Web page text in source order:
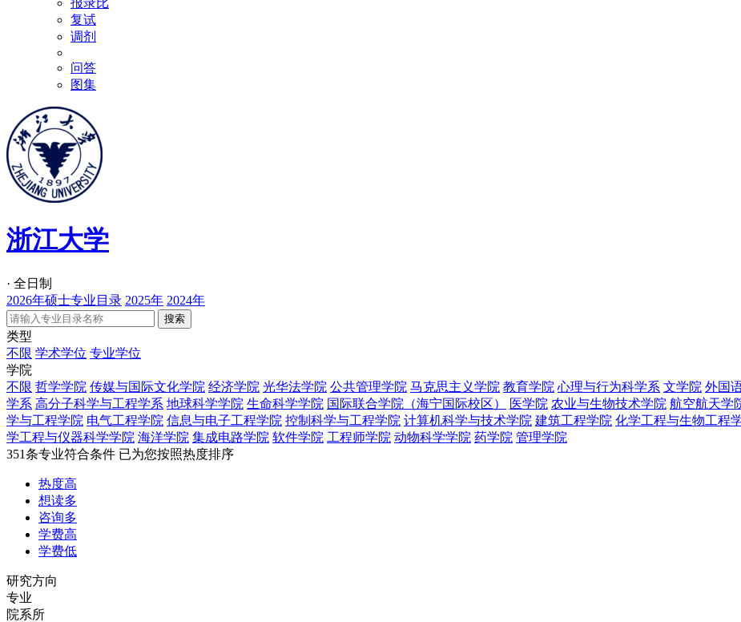
报录比
复试
调剂
问答
图集
浙江大学
· 全日制
2026年硕士专业目录 2025年 2024年
类型
不限 学术学位 专业学位
学院
不限 哲学学院 传媒与国际文化学院 经济学院 光华法学院 公共管理学院 马克思主义学院 教育学院 心理与行为科学系 文学院 外国
学系 高分子科学与工程学系 地球科学学院 生命科学学院 国际联合学院（海宁国际校区） 医学院 农业与生物技术学院 航空航天学
学与工程学院 电气工程学院 信息与电子工程学院 控制科学与工程学院 计算机科学与技术学院 建筑工程学院 化学工程与生物工程
学工程与仪器科学学院 海洋学院 集成电路学院 软件学院 工程师学院 动物科学学院 药学院 管理学院
351条专业符合条件 已为您按照热度排序
热度高
想读多
咨询多
学费高
学费低
研究方向
专业
院系所